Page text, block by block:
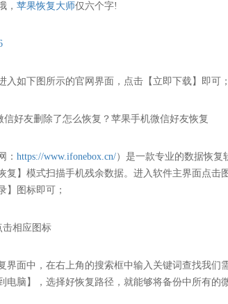
， 苹果恢复大师仅六个字!
入如下图所示的官网界面，点击【立即下载】即可；
： https://www.ifonebox.cn/）是一款专业的数据恢复
复】模式扫描手机残余数据。进入软件主界面点击
】图标即可；
界面中，在右上角的搜索框中输入关键词查找我们
电脑】，选择好恢复路径，就能够将备份中所有的